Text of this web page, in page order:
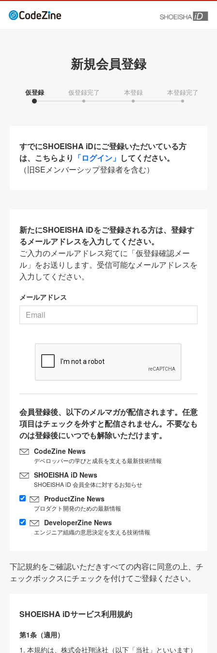
新規会員登録
仮登録 仮登録完了 本登録 本登録完了
すでにSHOEISHA iDにご登録いただいている方
は、こちらより 「ログイン」 してください。
（旧SEメンバーシップ登録者を含む）
新たにSHOEISHA iDをご登録される方は、登録す
るメールアドレスを入力してください。
ご入力のメールアドレス宛てに「仮登録確認メー
ル」をお送りします。受信可能なメールアドレスを
入力してください。
メールアドレス
会員登録後、以下のメルマガが配信されます。任意
項目はチェックを外すと配信されません。不要なも
のは登録後にいつでも解除いただけます。
CodeZine News
デベロッパーの学びと成長を支える最新技術情報
SHOEISHA iD News
SHOEISHA iD 会員全体に対するお知らせ
ProductZine News
プロダクト開発のための最新情報
DeveloperZine News
エンジニア組織の意思決定を支える技術情報
下記規約をご確認いただきすべての内容に同意の上、チ
ェックボックスにチェックを付けてご登録ください。
SHOEISHA iDサービス利用規約
第1条（適用）
1. 本規約は、株式会社翔泳社（以下「当社」といいます）